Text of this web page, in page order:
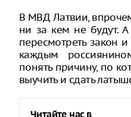
В МВД Латвии,
ни за кем не будут.
пересмотреть закон
каждым
понять причину, по
выучить и сдать